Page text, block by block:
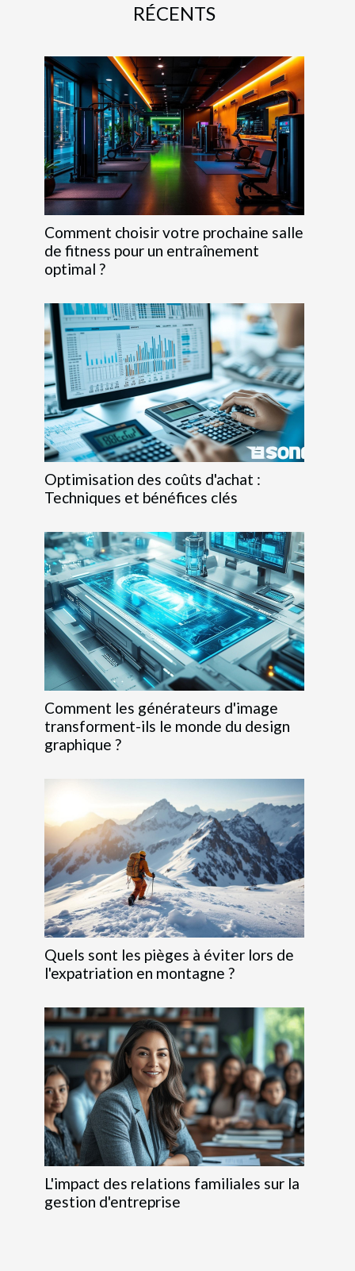
RÉCENTS
Comment choisir votre prochaine salle
de fitness pour un entraînement
optimal ?
Optimisation des coûts d'achat :
Techniques et bénéfices clés
Comment les générateurs d'image
transforment-ils le monde du design
graphique ?
Quels sont les pièges à éviter lors de
l'expatriation en montagne ?
L'impact des relations familiales sur la
gestion d'entreprise